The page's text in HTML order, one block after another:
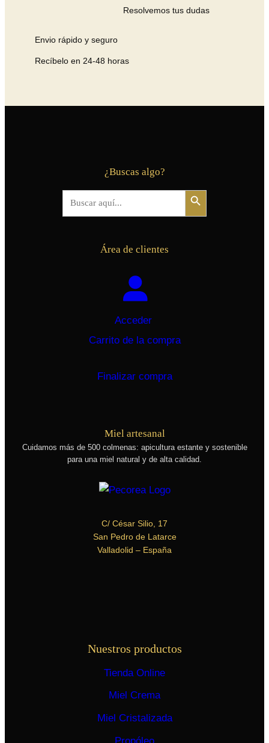
Resolvemos tus dudas
Envio rápido y seguro
Recíbelo en 24-48 horas
¿Buscas algo?
Buscar:
Botón de búsqueda
Área de clientes
Acceder
Carrito de la compra
Finalizar compra
Miel artesanal
Cuidamos más de 500 colmenas: apicultura estante y sostenible
para una miel natural y de alta calidad.
C/ César Silio, 17
San Pedro de Latarce
Valladolid – España
Nuestros productos
Tienda Online
Miel Crema
Miel Cristalizada